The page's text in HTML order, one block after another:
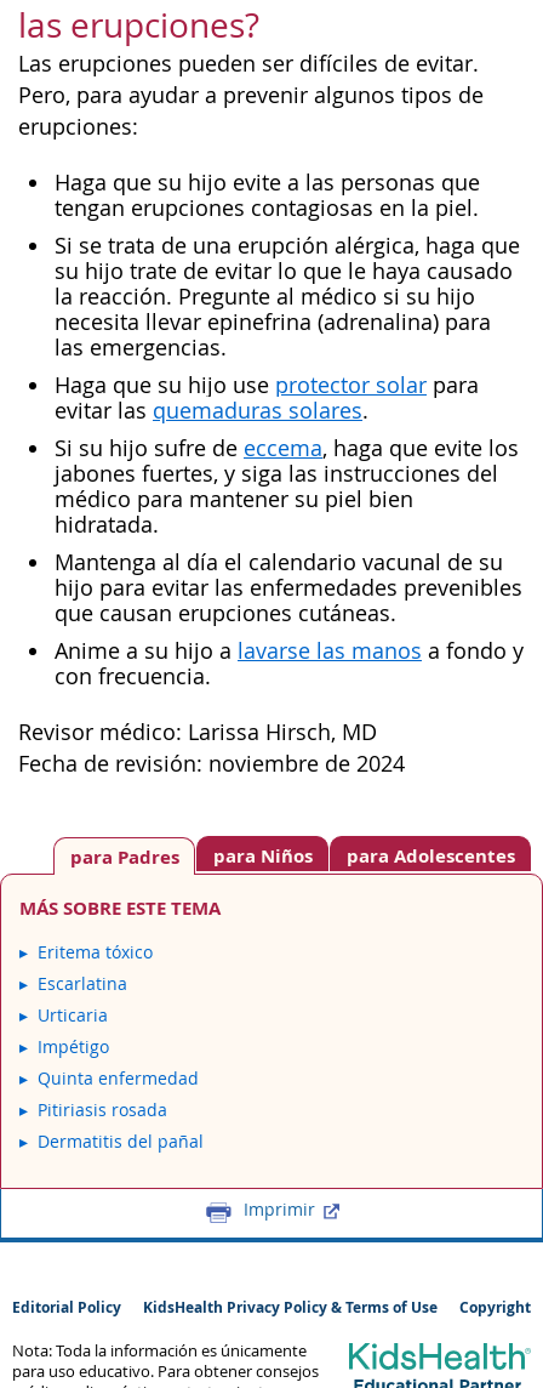
las erupciones?
Las erupciones pueden ser difíciles de evitar.
Pero, para ayudar a prevenir algunos tipos de
erupciones:
Haga que su hijo evite a las personas que
tengan erupciones contagiosas en la piel.
Si se trata de una erupción alérgica, haga que
su hijo trate de evitar lo que le haya causado
la reacción. Pregunte al médico si su hijo
necesita llevar epinefrina (adrenalina) para
las emergencias.
Haga que su hijo use protector solar para
evitar las quemaduras solares.
Si su hijo sufre de eccema, haga que evite los
jabones fuertes, y siga las instrucciones del
médico para mantener su piel bien
hidratada.
Mantenga al día el calendario vacunal de su
hijo para evitar las enfermedades prevenibles
que causan erupciones cutáneas.
Anime a su hijo a lavarse las manos a fondo y
con frecuencia.
Revisor médico: Larissa Hirsch, MD
Fecha de revisión: noviembre de 2024
para Adolescentes
para Niños
para Padres
MÁS SOBRE ESTE TEMA
Eritema tóxico
Escarlatina
Urticaria
Impétigo
Quinta enfermedad
Pitiriasis rosada
Dermatitis del pañal
Imprimir
Editorial Policy KidsHealth Privacy Policy & Terms of Use Copyright
Nota: Toda la información es únicamente
para uso educativo. Para obtener consejos